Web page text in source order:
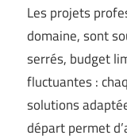
Les projets
domaine, sont
serrés, budget
fluctuantes :
solutions
départ permet